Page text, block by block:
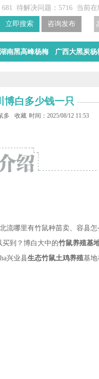
待解决问题：5716 当前在
湖南黑高峰杨梅 广西大黑炭杨
博白多少钱一只？
多少钱一只
收藏 时间：2025/08/12 11:53
流哪里有竹鼠种苗卖、容县怎
到？博白大中的竹鼠养殖基
兴业县生态竹鼠土鸡养殖基地